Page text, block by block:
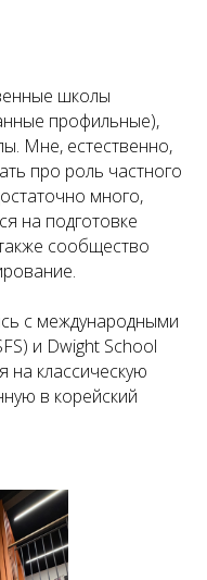
школы
профильные),
Мне, естественно,
про роль частного
много,
на подготовке
сообщество
с международными
и Dwight School
на классическую
в корейский